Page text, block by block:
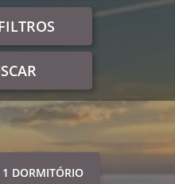
DORMITÓRIO